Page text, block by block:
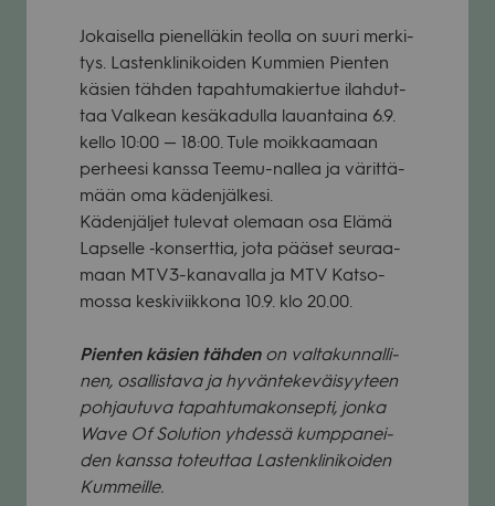
Jokai­sella pie­nel­lä­kin teolla on suuri mer­ki­
tys. Las­tenkli­ni­koi­den Kum­mien Pien­ten
käsien täh­den tapah­tu­ma­kier­tue ilah­dut­
taa Val­kean kesä­ka­dulla lau­an­taina 6.9.
kello 10:00 — 18:00. Tule moik­kaa­maan
per­heesi kanssa Teemu-nal­lea ja värit­tä­
mään oma käden­jäl­kesi.
Käden­jäl­jet tule­vat ole­maan osa Elämä
Lap­selle ‑kon­sert­tia, jota pää­set seu­raa­
maan MTV3-kana­valla ja MTV Kat­so­
mossa kes­ki­viik­kona 10.9. klo 20.00.
Pien­ten käsien täh­den on val­ta­kun­nal­li­
nen, osal­lis­tava ja hyvän­te­ke­väi­syy­teen
poh­jau­tuva tapah­tu­ma­kon­septi, jonka
Wave Of Solu­tion yhdessä kump­pa­nei­
den kanssa toteut­taa Las­tenkli­ni­koi­den
Kum­meille.